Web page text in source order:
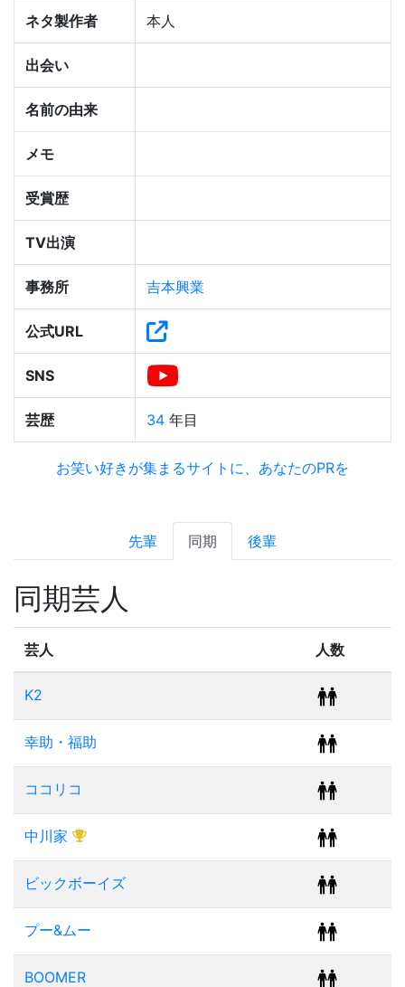
ネタ製作者 本人
出会い
名前の由来
メモ
受賞歴
TV出演
事務所 吉本興業
公式URL
SNS
芸歴 34 年目
お笑い好きが集まるサイトに、あなたのPRを
先輩 同期 後輩
同期芸人
芸人 人数
K2
幸助・福助
ココリコ
中川家
ビックボーイズ
プー&ムー
BOOMER